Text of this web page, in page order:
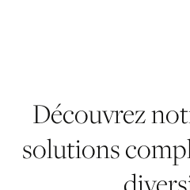
Découvrez
solutions